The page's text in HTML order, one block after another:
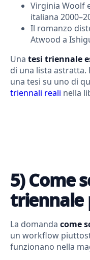
Virginia Woolf
italiana
Il romanzo
Atwood a
Una tesi triennale
di una lista astratta.
una tesi su uno di
triennali reali nella
5) Come
triennale
La domanda come
un workflow
funzionano nella